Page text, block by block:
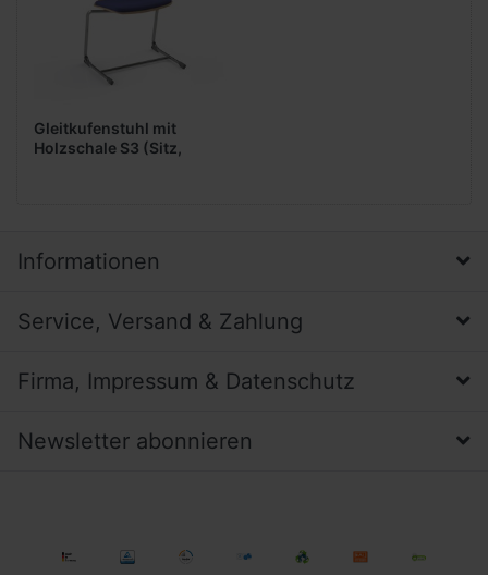
Gleitkufenstuhl mit
Holzschale S3 (Sitz,
Informationen
Service, Versand & Zahlung
Firma, Impressum & Datenschutz
Newsletter abonnieren